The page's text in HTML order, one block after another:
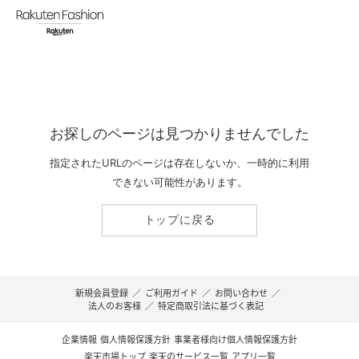
お探しのページは見つかりませんでした
指定されたURLのページは存在しないか、一時的に利用
できない可能性があります。
トップに戻る
新規会員登録 ／ ご利用ガイド ／ お問い合わせ ／
法人のお客様 ／ 特定商取引法に基づく表記
企業情報 個人情報保護方針 事業者様向け個人情報保護方針
楽天市場トップ 楽天のサービス一覧 アプリ一覧